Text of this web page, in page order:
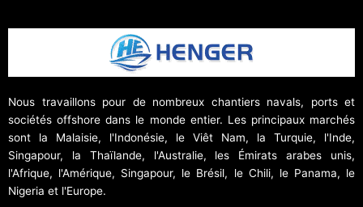
Nous travaillons pour de nombreux chantiers navals, ports et
sociétés offshore dans le monde entier. Les principaux marchés
sont la Malaisie, l'Indonésie, le Viêt Nam, la Turquie, l'Inde,
Singapour, la Thaïlande, l'Australie, les Émirats arabes unis,
l'Afrique, l'Amérique, Singapour, le Brésil, le Chili, le Panama, le
Nigeria et l'Europe.